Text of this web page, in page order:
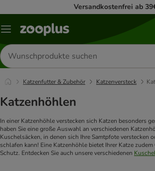
Versandkostenfrei ab
Menü
Produkte
suchen
Katzenfutter & Zubehör Katzenversteck
Katzenhöhlen
In einer Katzenhöhle verstecken sich Katzen besonders
haben Sie eine große Auswahl an verschiedenen
Kuschelsäcken, in denen sich Ihre Samtpfote verstecken
schlafen kann! Eine Katzenhöhle bietet Ihrer Katze
Schutz. Entdecken Sie auch unsere verschiedenen